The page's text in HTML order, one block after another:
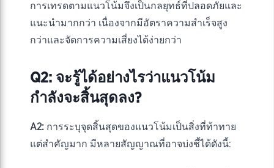
การเทรดตามแนวโน้มจึงเป็นกลยุทธ์ที่ปลอดภัยและ
แนะนำมากกว่า เนื่องจากมีอัตราความสำเร็จสูง
กว่าและจัดการความเสี่ยงได้ง่ายกว่า
Q2: จะรู้ได้อย่างไรว่าแนวโน้ม
กำลังจะสิ้นสุดลง?
A2: การระบุจุดสิ้นสุดของแนวโน้มเป็นสิ่งที่ท้าทาย
แต่สำคัญมาก มีหลายสัญญาณที่อาจบ่งชี้ได้ดังนี้: